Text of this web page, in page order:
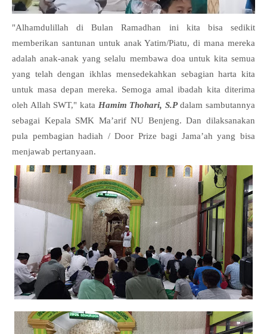
"Alhamdulillah di Bulan Ramadhan ini kita bisa sedikit
memberikan santunan untuk anak Yatim/Piatu, di mana mereka
adalah anak-anak yang selalu membawa doa untuk kita semua
yang telah dengan ikhlas mensedekahkan sebagian harta kita
untuk masa depan mereka. Semoga amal ibadah kita diterima
oleh Allah SWT," kata Hamim Thohari, S.Pdalam sambutannya
sebagai Kepala SMK Ma’arif NU Benjeng. Dan dilaksanakan
pula pembagian hadiah / Door Prize bagi Jama’ah yang bisa
menjawab pertanyaan.